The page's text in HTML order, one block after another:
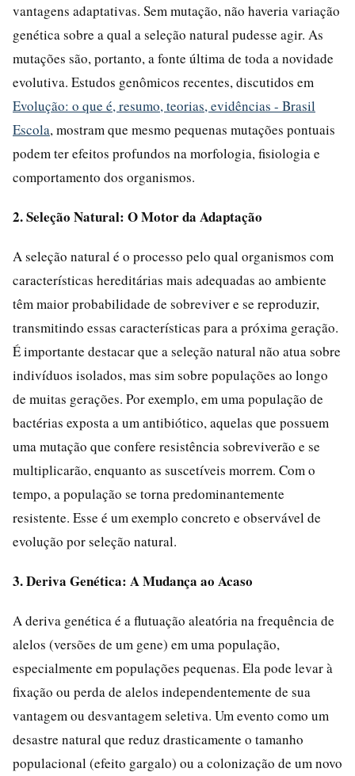
vantagens adaptativas. Sem mutação, não haveria variação
genética sobre a qual a seleção natural pudesse agir. As
mutações são, portanto, a fonte última de toda a novidade
evolutiva. Estudos genômicos recentes, discutidos em
Evolução: o que é, resumo, teorias, evidências - Brasil
Escola, mostram que mesmo pequenas mutações pontuais
podem ter efeitos profundos na morfologia, fisiologia e
comportamento dos organismos.
2. Seleção Natural: O Motor da Adaptação
A seleção natural é o processo pelo qual organismos com
características hereditárias mais adequadas ao ambiente
têm maior probabilidade de sobreviver e se reproduzir,
transmitindo essas características para a próxima geração.
É importante destacar que a seleção natural não atua sobre
indivíduos isolados, mas sim sobre populações ao longo
de muitas gerações. Por exemplo, em uma população de
bactérias exposta a um antibiótico, aquelas que possuem
uma mutação que confere resistência sobreviverão e se
multiplicarão, enquanto as suscetíveis morrem. Com o
tempo, a população se torna predominantemente
resistente. Esse é um exemplo concreto e observável de
evolução por seleção natural.
3. Deriva Genética: A Mudança ao Acaso
A deriva genética é a flutuação aleatória na frequência de
alelos (versões de um gene) em uma população,
especialmente em populações pequenas. Ela pode levar à
fixação ou perda de alelos independentemente de sua
vantagem ou desvantagem seletiva. Um evento como um
desastre natural que reduz drasticamente o tamanho
populacional (efeito gargalo) ou a colonização de um novo